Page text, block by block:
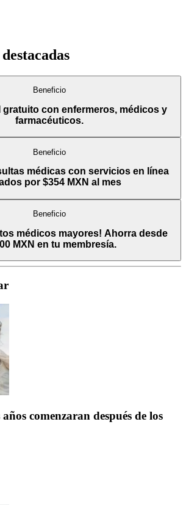
Beneficio
con enfermeros, médicos y
farmacéuticos.
Beneficio
médicas con servicios en línea
por $354 MXN al mes
Beneficio
médicos mayores! Ahorra desde
MXN en tu membresía.
comenzaran después de los